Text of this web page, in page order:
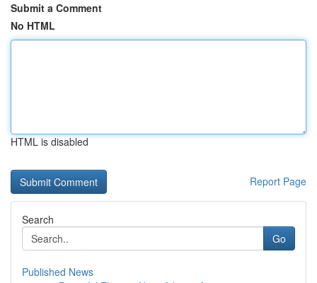
Submit a Comment
No HTML
HTML is disabled
Report Page
Search
Go
Published News